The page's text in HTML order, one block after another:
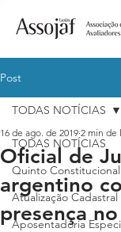
Post
TODAS NOTÍCIAS
Quinto Constitucional
Atualização Cadastral
Aposentadoria
TODAS NOTÍCIAS
Oficial de
argentino
presença
16 de ago. de 2019 2 min de